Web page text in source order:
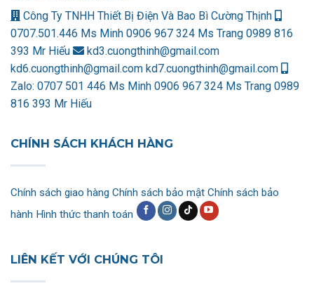
Công Ty TNHH Thiết Bị Điện Và Bao Bì Cường Thịnh
0707.501.446 Ms Minh 0906 967 324 Ms Trang 0989 816
393 Mr Hiếu
kd3.cuongthinh@gmail.com
kd6.cuongthinh@gmail.com kd7.cuongthinh@gmail.com
Zalo: 0707 501 446 Ms Minh 0906 967 324 Ms Trang 0989
816 393 Mr Hiếu
CHÍNH SÁCH KHÁCH HÀNG
Chính sách giao hàng Chính sách bảo mật Chính sách bảo
hành Hình thức thanh toán
LIÊN KẾT VỚI CHÚNG TÔI